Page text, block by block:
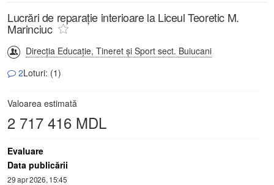
Lucrări de reparație interioare la Liceul Teoretic M.
Marinciuc
Direcţia Educaţie, Tineret şi Sport sect. Buiucani
2Loturi: (1)
Valoarea estimată
2 717 416 MDL
Evaluare
Data publicării
29 apr 2026, 15:45